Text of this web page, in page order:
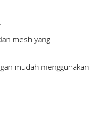
mesh yang
mudah menggunakan